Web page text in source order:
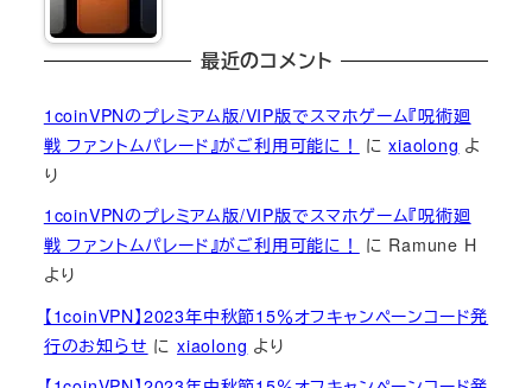
最近のコメント
1coinVPNのプレミアム版/VIP版でスマホゲーム『呪術廻
戦 ファントムパレード』がご利用可能に！
にxiaolong よ
り
1coinVPNのプレミアム版/VIP版でスマホゲーム『呪術廻
戦 ファントムパレード』がご利用可能に！
に Ramune H
より
【1coinVPN】2023年中秋節15％オフキャンペーンコード発
行のお知らせ にxiaolong より